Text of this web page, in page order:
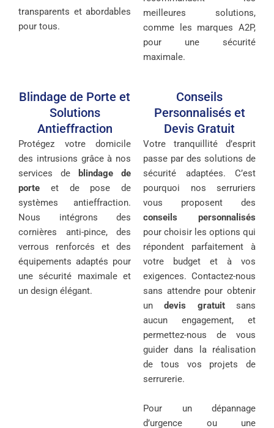
transparents et abordables
pour tous.
meilleures solutions,
comme les marques A2P,
pour une sécurité
maximale.
Blindage de Porte et
Solutions
Antieffraction
Protégez votre domicile
des intrusions grâce à nos
services de
blindage de
porte et de pose de
systèmes antieffraction.
Nous intégrons des
cornières anti-pince, des
verrous renforcés et des
équipements adaptés pour
une sécurité maximale et
un design élégant.
Conseils
Personnalisés et
Devis Gratuit
Votre tranquillité d’esprit
passe par des solutions de
sécurité adaptées. C’est
pourquoi nos serruriers
vous proposent des
conseils personnalisés
pour choisir les options qui
répondent parfaitement à
votre budget et à vos
exigences. Contactez-nous
sans attendre pour obtenir
undevis gratuitsans
aucun engagement, et
permettez-nous de vous
guider dans la réalisation
de tous vos projets de
serrurerie.
Pour un dépannage
d’urgence ou une